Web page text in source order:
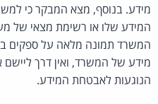
מידע. בנוסף, מצא המבקר כי
המידע שלו או רשימת מצאי של
המשרד תמונה מלאה על ספקים
מידע של המשרד, ואין דרך
הנוגעות לאבטחת המידע.